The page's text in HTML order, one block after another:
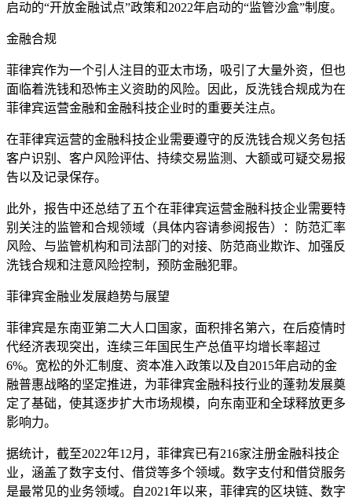
启动的“开放金融试点”政策和2022年启动的“监管沙盒”制度。
金融合规
菲律宾作为一个引人注目的亚太市场，吸引了大量外资，但也
面临着洗钱和恐怖主义资助的风险。因此，反洗钱合规成为在
菲律宾运营金融和金融科技企业时的重要关注点。
在菲律宾运营的金融科技企业需要遵守的反洗钱合规义务包括
客户识别、客户风险评估、持续交易监测、大额或可疑交易报
告以及记录保存。
此外，报告中还总结了五个在菲律宾运营金融科技企业需要特
别关注的监管和合规领域（具体内容请参阅报告）：防范汇率
风险、与监管机构和司法部门的对接、防范商业欺诈、加强反
洗钱合规和注意风险控制，预防金融犯罪。
菲律宾金融业发展趋势与展望
菲律宾是东南亚第二大人口国家，面积排名第六，在后疫情时
代经济表现突出，连续三年国民生产总值平均增长率超过
6%。宽松的外汇制度、资本准入政策以及自2015年启动的金
融普惠战略的坚定推进，为菲律宾金融科技行业的蓬勃发展奠
定了基础，使其逐步扩大市场规模，向东南亚和全球释放更多
影响力。
据统计，截至2022年12月，菲律宾已有216家注册金融科技企
业，涵盖了数字支付、借贷等多个领域。数字支付和借贷服务
是最常见的业务领域。自2021年以来，菲律宾的区块链、数字